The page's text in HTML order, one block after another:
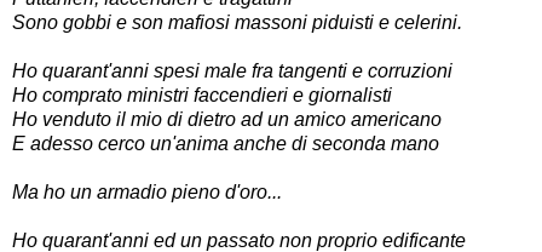
Sono gobbi e son mafiosi massoni piduisti e celerini.
Ho quarant'anni spesi male fra tangenti e corruzioni
Ho comprato ministri faccendieri e giornalisti
Ho venduto il mio di dietro ad un amico americano
E adesso cerco un'anima anche di seconda mano
Ma ho un armadio pieno d'oro...
Ho quarant'anni ed un passato non proprio edificante